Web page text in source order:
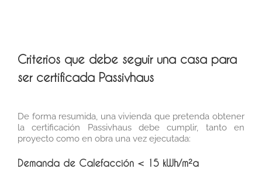
Criterios que debe seguir una casa para
ser certificada Passivhaus
De forma resumida, una vivienda que pretenda obtener
la certificación Passivhaus debe cumplir, tanto en
proyecto como en obra una vez ejecutada:
Demanda de Calefacción < 15 kWh/m²a